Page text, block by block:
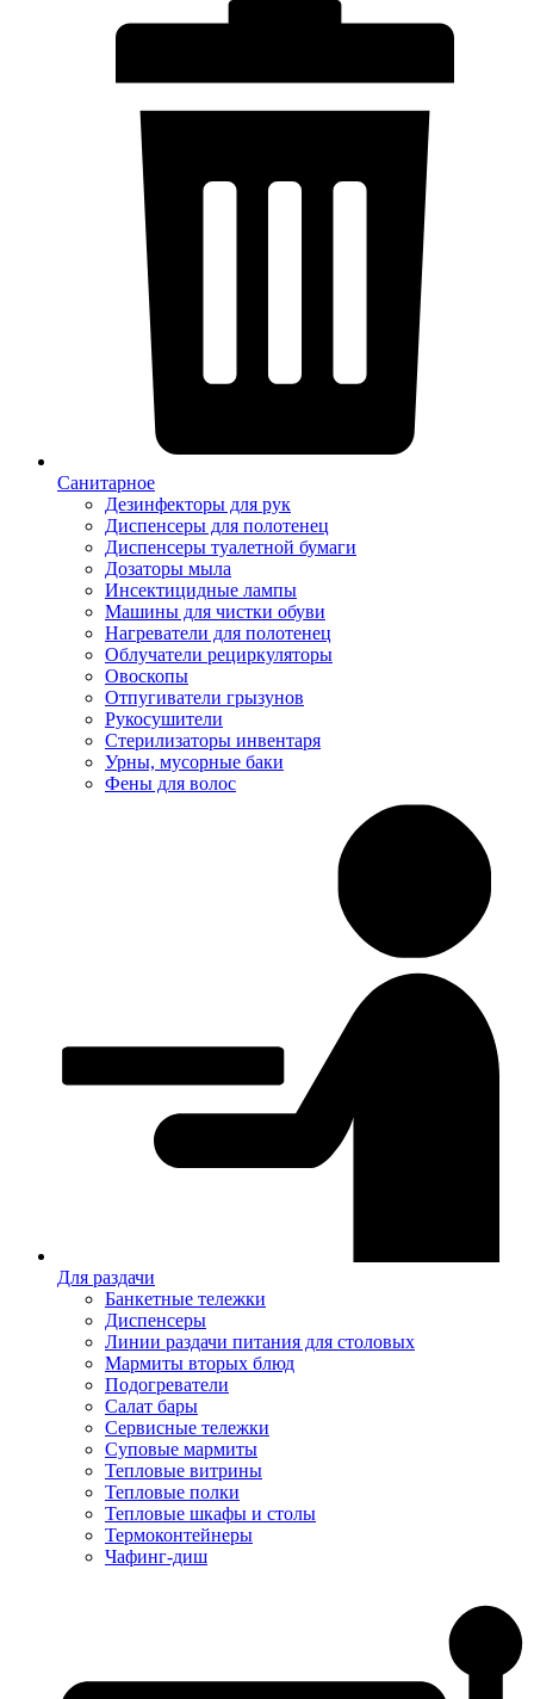
Санитарное
Дезинфекторы для рук
Диспенсеры для полотенец
Диспенсеры туалетной бумаги
Дозаторы мыла
Инсектицидные лампы
Машины для чистки обуви
Нагреватели для полотенец
Облучатели рециркуляторы
Овоскопы
Отпугиватели грызунов
Рукосушители
Стерилизаторы инвентаря
Урны, мусорные баки
Фены для волос
Для раздачи
Банкетные тележки
Диспенсеры
Линии раздачи питания для столовых
Мармиты вторых блюд
Подогреватели
Салат бары
Сервисные тележки
Суповые мармиты
Тепловые витрины
Тепловые полки
Тепловые шкафы и столы
Термоконтейнеры
Чафинг-диш